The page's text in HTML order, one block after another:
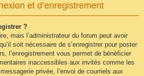
et d’enregistrement
?
mais l’administrateur du forum peut avoir
soit nécessaire de s’enregistrer pour poster
l’enregistrement vous permet de bénéficier
inaccessibles aux invités comme les
privée, l’envoi de courriels aux